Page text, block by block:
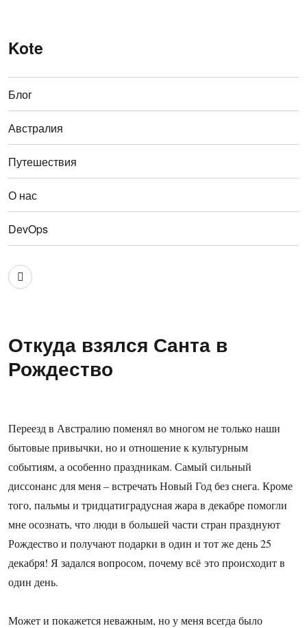
Kote
Блог
Австралия
Путешествия
О нас
DevOps
Австралия
Откуда взялся Санта в
Рождество
Переезд в Австралию поменял во многом не только наши
бытовые привычки, но и отношение к культурным
событиям, а особенно праздникам. Самый сильный
диссонанс для меня – встречать Новый Год без снега. Кроме
того, пальмы и тридцатиградусная жара в декабре помогли
мне осознать, что люди в большей части стран празднуют
Рождество и получают подарки в один и тот же день 25
декабря! Я задался вопросом, почему всё это происходит в
один день.
Может и покажется неважным, но у меня всегда было